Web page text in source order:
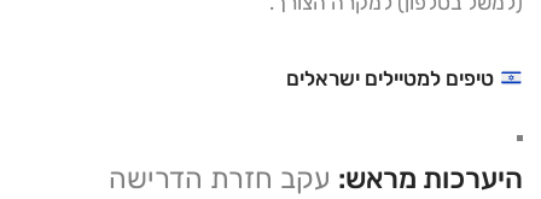
טיפים למטיילים ישראלים
היערכות מראש: עקב חזרת הדרישה